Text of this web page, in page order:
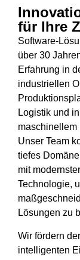
für Ihre
Software-
über 30
Erfahrung in
industriellen
Logistik und in
maschinellem
Unser Team
tiefes
mit modernster
Technologie,
Lösungen zu
Wir fördern
intelligenten